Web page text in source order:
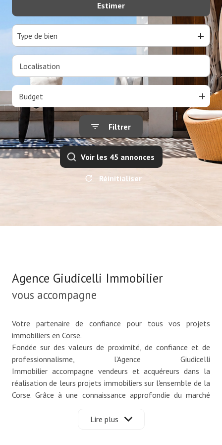
Estimer
Type de bien
Budget
Filtrer
Voir les 45 annonces
Réinitialiser
Agence Giudicelli Immobilier
vous accompagne
Votre partenaire de confiance pour tous vos projets
immobiliers en Corse.
Fondée sur des valeurs de proximité, de confiance et de
professionnalisme, l’Agence Giudicelli
Immobilier accompagne vendeurs et acquéreurs dans la
réalisation de leurs projets immobiliers sur l'ensemble de la
Corse. Grâce à une connaissance approfondie du marché
met tout en œuvre pour offrir un service personnalisé et
Lire plus